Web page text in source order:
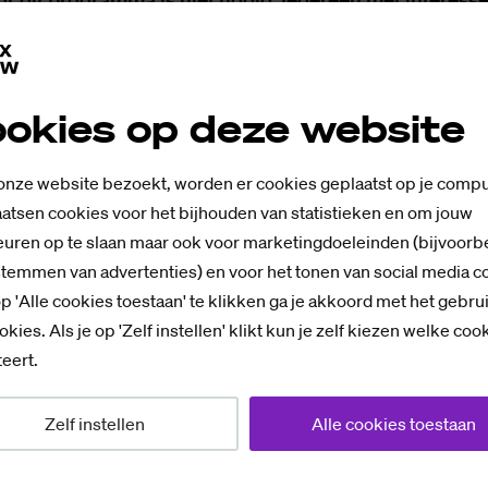
op deze website
website bezoekt, worden er cookies geplaatst op je
cookies voor het bijhouden van statistieken en om jouw
op te slaan maar ook voor marketingdoeleinden
van advertenties) en voor het tonen van social media
'Alle cookies toestaan' te klikken ga je akkoord met het
Als je op 'Zelf instellen' klikt kun je zelf kiezen welke
Zelf instellen Alle cookies toestaan
- Auteur De Tech Coup, Fellow aan Stanford
Europarlementariër
- Directeur Public Spaces
Krabbe
innoveren, minor e-commerce en retail, Centrum